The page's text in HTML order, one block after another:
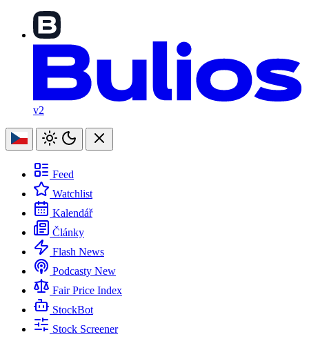
v2
Feed
Watchlist
Kalendář
Články
Flash News
Podcasty New
Fair Price Index
StockBot
Stock Screener